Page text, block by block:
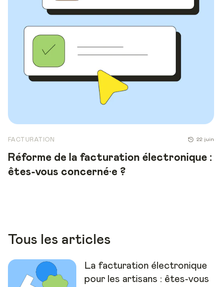
FACTURATION 22 juin
Réforme de la facturation électronique :
êtes-vous concerné·e ?
Tous les articles
La facturation électronique
pour les artisans : êtes-vous